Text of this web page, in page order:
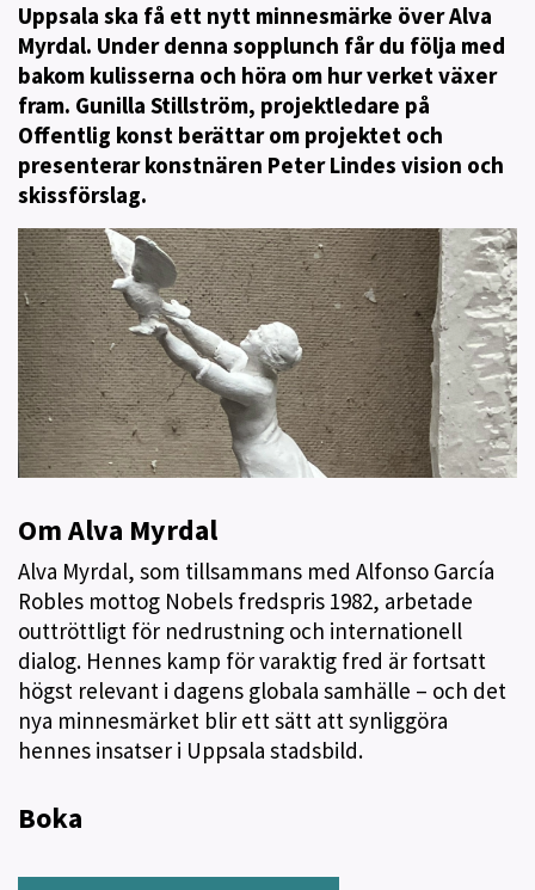
Uppsala ska få ett nytt minnesmärke över Alva
Myrdal. Under denna sopplunch får du följa med
bakom kulisserna och höra om hur verket växer
fram. Gunilla Stillström, projektledare på
Offentlig konst berättar om projektet och
presenterar konstnären Peter Lindes vision och
skissförslag.
Om Alva Myrdal
Alva Myrdal, som tillsammans med Alfonso García
Robles mottog Nobels fredspris 1982, arbetade
outtröttligt för nedrustning och internationell
dialog. Hennes kamp för varaktig fred är fortsatt
högst relevant i dagens globala samhälle – och det
nya minnesmärket blir ett sätt att synliggöra
hennes insatser i Uppsala stadsbild.
Boka